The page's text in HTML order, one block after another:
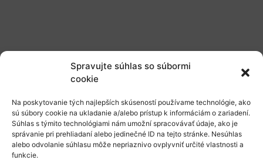
Spravujte súhlas so súbormi
cookie
Na poskytovanie tých najlepších skúseností používame technológie, ako
sú súbory cookie na ukladanie a/alebo prístup k informáciám o zariadení.
Súhlas s týmito technológiami nám umožní spracovávať údaje, ako je
správanie pri prehliadaní alebo jedinečné ID na tejto stránke. Nesúhlas
alebo odvolanie súhlasu môže nepriaznivo ovplyvniť určité vlastnosti a
funkcie.